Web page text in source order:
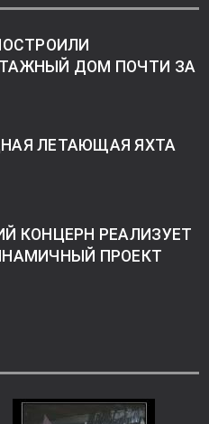
ДОМ ПОЧТИ ЗА
ЛЕТАЮЩАЯ ЯХТА
КОНЦЕРН РЕАЛИЗУЕТ
ПРОЕКТ